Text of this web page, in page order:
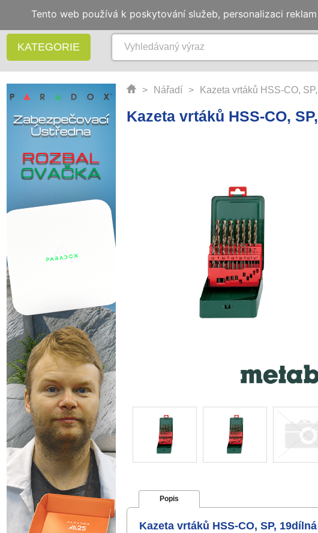
KATEGORIE
> Nářadí > Kazeta vrtáků HSS-CO,
Kazeta vrtáků HSS-CO,
Popis
Kazeta vrtáků HSS-CO, SP, 19dílná
Tento web používá k poskytování služeb, personalizaci